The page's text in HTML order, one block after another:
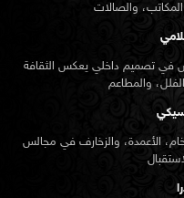
في تصميم داخلي يعكس الثقافة
الأعمدة، والزخارف في مجالس